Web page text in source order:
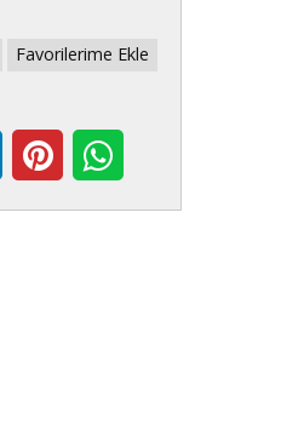
Favorilerime Ekle